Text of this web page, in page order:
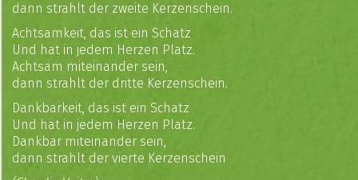
dann strahlt der zweite Kerzenschein.
Achtsamkeit, das ist ein Schatz
Und hat in jedem Herzen Platz.
Achtsam miteinander sein,
dann strahlt der dritte Kerzenschein.
Dankbarkeit, das ist ein Schatz
Und hat in jedem Herzen Platz.
Dankbar miteinander sein,
dann strahlt der vierte Kerzenschein